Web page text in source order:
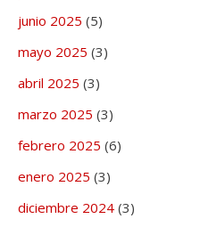
junio 2025 (5)
mayo 2025 (3)
abril 2025 (3)
marzo 2025 (3)
febrero 2025 (6)
enero 2025 (3)
diciembre 2024 (3)